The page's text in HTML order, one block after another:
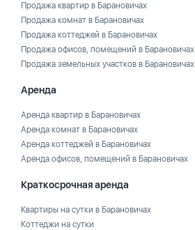
Продажа квартир в Барановичах
Продажа комнат в Барановичах
Продажа коттеджей в Барановичах
Продажа офисов, помещений в Барановичах
Продажа земельных участков в Барановичах
Аренда
Аренда квартир в Барановичах
Аренда комнат в Барановичах
Аренда коттеджей в Барановичах
Аренда офисов, помещений в Барановичах
Краткосрочная аренда
Квартиры на сутки в Барановичах
Коттеджи на сутки